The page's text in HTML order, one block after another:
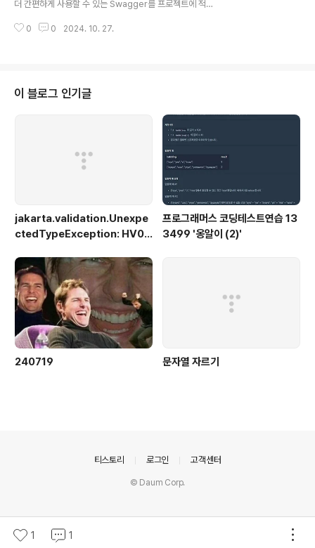
가능하다아름다워... 사실 사용했던게... 2년.. 이상 전이라
기억을 더듬어가며 구성을 맞춰봤다... Jira 사용이 처음인
더 간편하게 사용할 수 있는 Swagger를 프로젝트에 적용
mplementation 'org.springdoc:springdoc-open
work.context.annotation.Configuration;import i
o.swagger.v3.oas.models.Components;import i
0 0 2024. 10. 27.
이 블로그 인기글
jakarta.validation.Unexpe
ctedTypeException: HV00
e found for constraint 'jak
arta.validation.constraint
s.NotBlank' validating typ
e 'java.lang.Long'. Check c
onfiguration for error
프로그래머스 코딩테스트연습 13
3499 '옹알이 (2)'
240719 문자열 자르기
1 1
티스토리 로그인 고객센터
© Daum Corp.